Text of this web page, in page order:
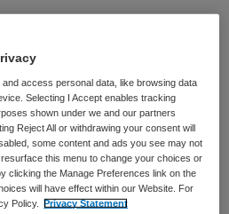
FUNCTIE
Controller
Tijdelijk met uitzicht op vast
NIVEAU
HBO
access personal data, like browsing data
Selecting I Accept enables tracking
shown under we and our partners
Reject All or withdrawing your consent will
some content and ads you see may not
this menu to change your choices or
clicking the Manage Preferences link on the
will have effect within our Website. For
Policy.
Privacy Statement